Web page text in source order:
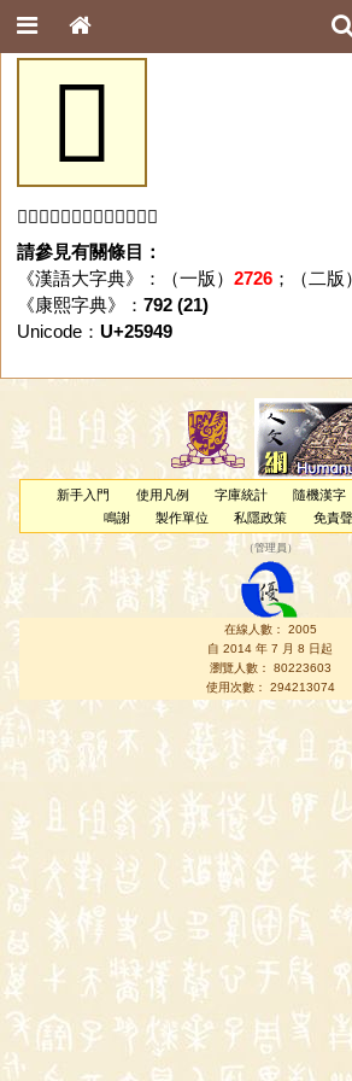
𥥉
「𥥉」字未收錄於本資料庫。
請參見有關條目：
《漢語大字典》：（一版） 2726；（二版）
《康熙字典》： 792 (21)
Unicode： U+25949
新手入門 使用凡例 字庫統計 隨機漢字
鳴謝
製作單位 私隱政策 免責
（管理員 ）
在線人數： 2005
自 2014 年 7 月 8 日起
瀏覽人數： 80223603
使用次數： 294213074